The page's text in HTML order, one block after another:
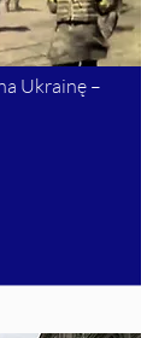
Ukrainę –